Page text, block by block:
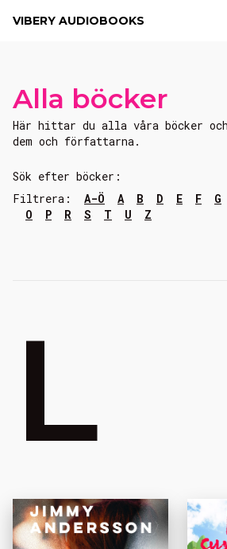
VIBERY AUDIOBOOKS
Alla böcker
Här hittar du alla våra böcker och
dem och författarna.
Sök efter böcker:
Filtrera:
A-Ö A B D E F G
O
P R S T U Z
L